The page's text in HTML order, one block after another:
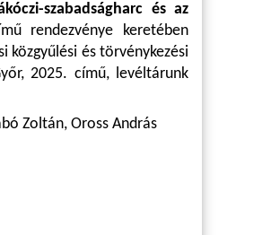
szabadságharc és az
rendezvénye keretében
közgyűlési és törvénykezési
2025. című, levéltárunk
Zoltán, Oross András